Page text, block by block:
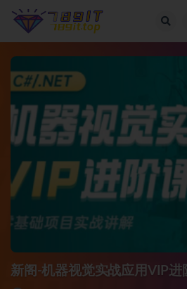
新阁-机器视觉实战应用VIP进